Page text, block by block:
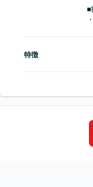
■
特徴